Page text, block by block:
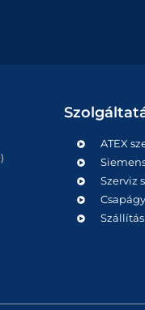
ATEX
Szerviz
Szállítás